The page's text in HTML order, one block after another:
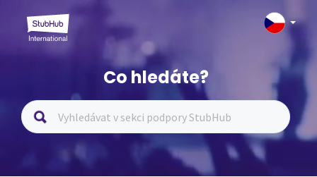
Co hledáte?